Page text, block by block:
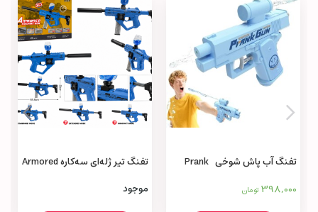
تفنگ آب پاش شوخی Prank
398,000 تومان
تفنگ تیر ژله‌ای سه‌کاره Armored
موجود